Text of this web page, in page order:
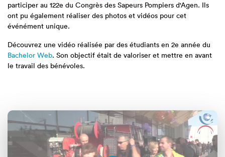
participer au 122e du Congrès des Sapeurs Pompiers d'Agen. Ils
ont pu également réaliser des photos et vidéos pour cet
événément unique.
Découvrez une vidéo réalisée par des étudiants en 2e année du
Bachelor Web. Son objectif était de valoriser et mettre en avant
le travail des bénévoles.